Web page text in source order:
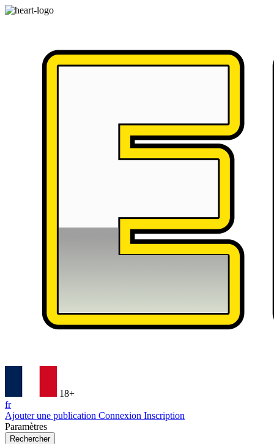
18+
fr
Ajouter une publication Connexion Inscription
Paramètres
Rechercher